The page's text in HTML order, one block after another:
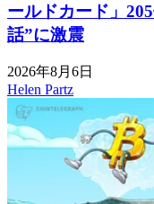
ールドカード」
話”に激震
2026年8月6日
Helen Partz